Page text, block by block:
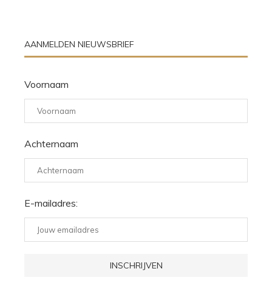
AANMELDEN NIEUWSBRIEF
Voornaam
Achternaam
E-mailadres: